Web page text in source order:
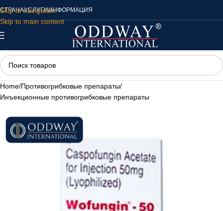
Skip to navigation
Skip to main content
СТРАНАУСЛУГИИНФОРМАЦИЯ
Home/Противогрибковые препараты/
Инъекционные противогрибковые препараты